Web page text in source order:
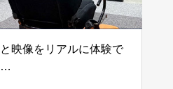
映像をリアルに体験で